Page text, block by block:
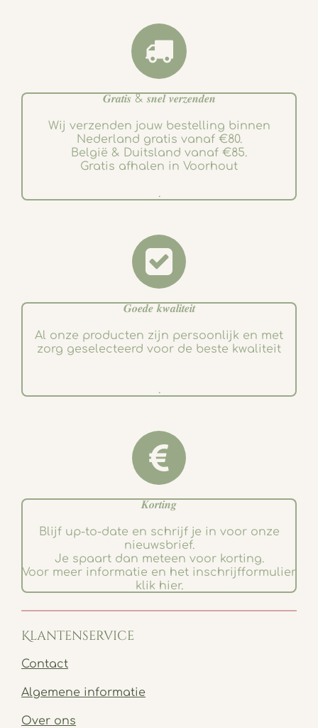
𝑮𝒓𝒂𝒕𝒊𝒔 & 𝒔𝒏𝒆𝒍 𝒗𝒆𝒓𝒛𝒆𝒏𝒅𝒆𝒏
Wij verzenden jouw bestelling binnen
Nederland gratis vanaf €80.
België & Duitsland vanaf €85.
Gratis afhalen in Voorhout
.
𝑮𝒐𝒆𝒅𝒆 𝒌𝒘𝒂𝒍𝒊𝒕𝒆𝒊𝒕
Al onze producten zijn persoonlijk en met
zorg geselecteerd voor de beste kwaliteit
.
𝑲𝒐𝒓𝒕𝒊𝒏𝒈
Blijf up-to-date en schrijf je in voor onze
nieuwsbrief.
Je spaart dan meteen voor korting.
Voor meer informatie en het inschrijfformulier
klik hier.
Klantenservice
Contact
Algemene informatie
Over ons